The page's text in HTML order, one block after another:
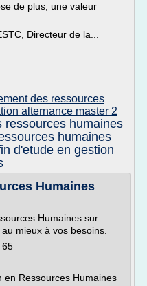
de plus, une valeur
Directeur de la...
des ressources
alternance master 2
ressources humaines
humaines
d'etude en gestion
Humaines
Humaines sur
mieux à vos besoins.
65
en Ressources Humaines